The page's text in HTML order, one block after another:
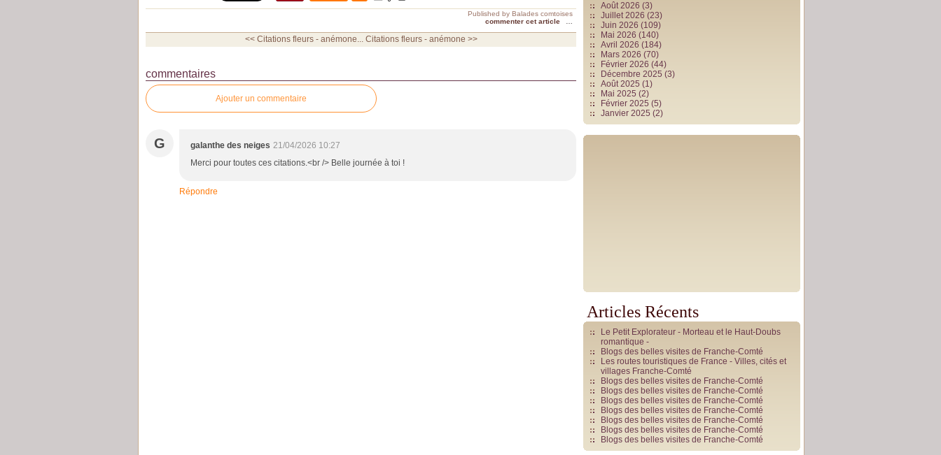
Published by Balades comtoises
commenter cet article
<< Citations fleurs - anémone... Citations fleurs - anémone >>
commentaires
Ajouter un commentaire
G galanthe des neiges 21/04/2026 10:27
Merci pour toutes ces citations.<br /> Belle journée à toi !
Répondre
Août 2026 (3)
Juillet 2026 (23)
Juin 2026 (109)
Mai 2026 (140)
Avril 2026 (184)
Mars 2026 (70)
Février 2026 (44)
Décembre 2025 (3)
Août 2025 (1)
Mai 2025 (2)
Février 2025 (5)
Janvier 2025 (2)
Articles Récents
Le Petit Explorateur - Morteau et le Haut-Doubs
romantique -
Blogs des belles visites de Franche-Comté
Les routes touristiques de France - Villes, cités et
villages Franche-Comté
Blogs des belles visites de Franche-Comté
Blogs des belles visites de Franche-Comté
Blogs des belles visites de Franche-Comté
Blogs des belles visites de Franche-Comté
Blogs des belles visites de Franche-Comté
Blogs des belles visites de Franche-Comté
Blogs des belles visites de Franche-Comté